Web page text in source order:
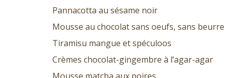
Pannacotta au sésame noir
Mousse au chocolat sans oeufs, sans beurre
Tiramisu mangue et spéculoos
Crèmes chocolat-gingembre à l’agar-agar